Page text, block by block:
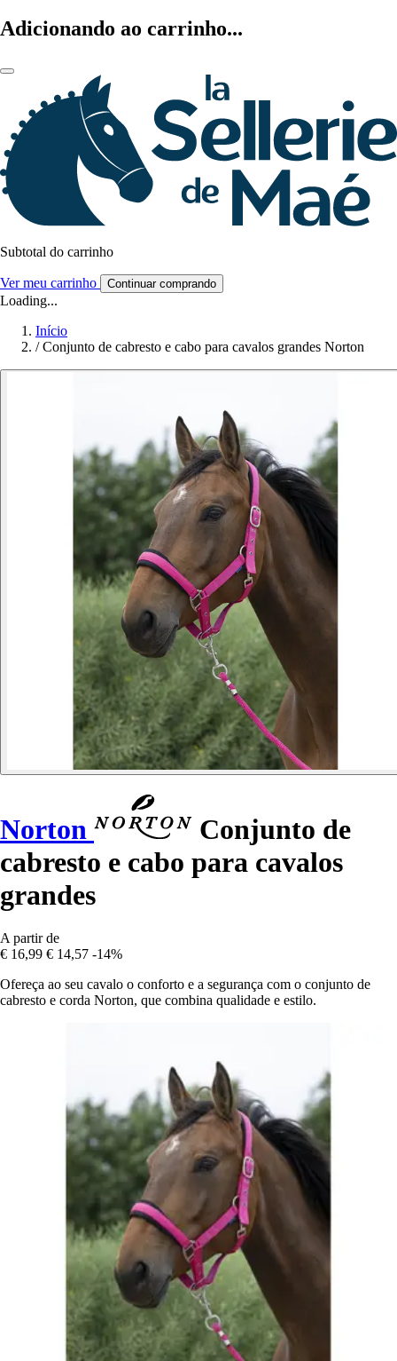
Adicionando ao carrinho...
Subtotal do carrinho
Ver meu carrinho Continuar comprando
Loading...
Início
/ Conjunto de cabresto e cabo para cavalos grandes Norton
Norton
Conjunto de
cabresto e cabo para cavalos
grandes
A partir de
€ 16,99 € 14,57 -14%
Ofereça ao seu cavalo o conforto e a segurança com o conjunto de
cabresto e corda Norton, que combina qualidade e estilo.